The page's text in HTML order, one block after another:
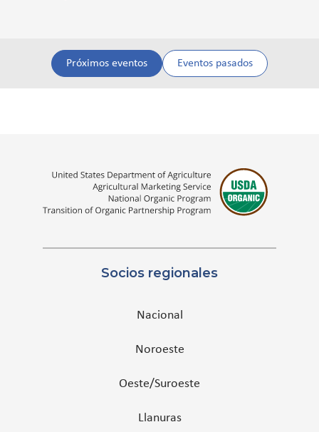
Próximos eventos Eventos pasados
Socios regionales
Nacional
Noroeste
Oeste/Suroeste
Llanuras